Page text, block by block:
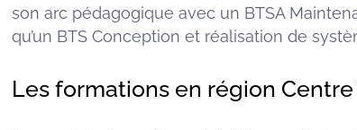
son arc pédagogique avec un BTSA
qu’un BTS Conception et réalisation de
Les formations en région